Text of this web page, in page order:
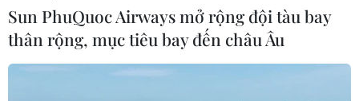
Sun PhuQuoc Airways mở rộng đội tàu bay
thân rộng, mục tiêu bay đến châu Âu